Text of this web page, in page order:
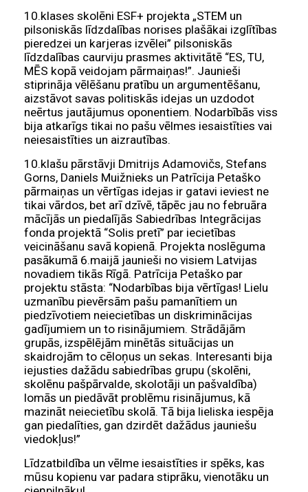
10.klases skolēni ESF+ projekta „STEM un
pilsoniskās līdzdalības norises plašākai izglītības
pieredzei un karjeras izvēlei” pilsoniskās
līdzdalības caurviju prasmes aktivitātē “ES, TU,
MĒS kopā veidojam pārmaiņas!”. Jaunieši
stiprināja vēlēšanu pratību un argumentēšanu,
aizstāvot savas politiskās idejas un uzdodot
neērtus jautājumus oponentiem. Nodarbībās viss
bija atkarīgs tikai no pašu vēlmes iesaistīties vai
neiesaistīties un aizrautības.
10.klašu pārstāvji Dmitrijs Adamovičs, Stefans
Gorns, Daniels Muižnieks un Patrīcija Petaško
pārmaiņas un vērtīgas idejas ir gatavi ieviest ne
tikai vārdos, bet arī dzīvē, tāpēc jau no februāra
mācījās un piedalījās Sabiedrības Integrācijas
fonda projektā “Solis pretī” par iecietības
veicināšanu savā kopienā. Projekta noslēguma
pasākumā 6.maijā jaunieši no visiem Latvijas
novadiem tikās Rīgā. Patrīcija Petaško par
projektu stāsta: “Nodarbības bija vērtīgas! Lielu
uzmanību pievērsām pašu pamanītiem un
piedzīvotiem neiecietības un diskriminācijas
gadījumiem un to risinājumiem. Strādājām
grupās, izspēlējām minētās situācijas un
skaidrojām to cēloņus un sekas. Interesanti bija
iejusties dažādu sabiedrības grupu (skolēni,
skolēnu pašpārvalde, skolotāji un pašvaldība)
lomās un piedāvāt problēmu risinājumus, kā
mazināt neiecietību skolā. Tā bija lieliska iespēja
gan piedalīties, gan dzirdēt dažādus jauniešu
viedokļus!”
Līdzatbildība un vēlme iesaistīties ir spēks, kas
mūsu kopienu var padara stiprāku, vienotāku un